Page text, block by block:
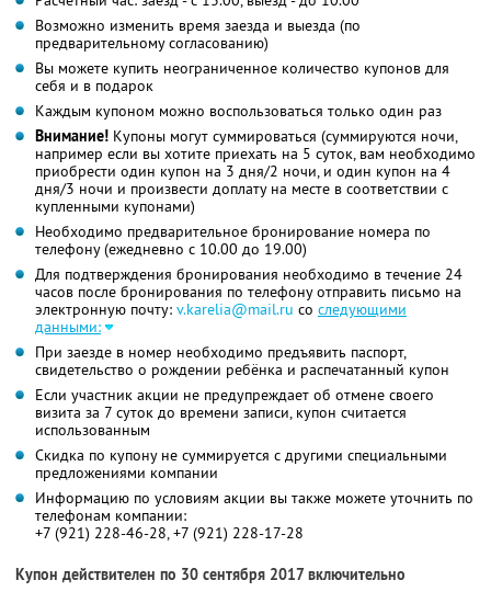
Возможно изменить время заезда и выезда (по
предварительному согласованию)
Вы можете купить неограниченное количество купонов для
себя и в подарок
Каждым купоном можно воспользоваться только один раз
Внимание! Купоны могут суммироваться (суммируются ночи,
например если вы хотите приехать на 5 суток, вам необходимо
приобрести один купон на 3 дня/2 ночи, и один купон на 4
дня/3 ночи и произвести доплату на месте в соответствии с
купленными купонами)
Необходимо предварительное бронирование номера по
телефону (ежедневно с 10.00 до 19.00)
Для подтверждения бронирования необходимо в течение 24
часов после бронирования по телефону отправить письмо на
электронную почту: v.karelia@mail.ru со следующими
данными:
При заезде в номер необходимо предъявить паспорт,
свидетельство о рождении ребёнка и распечатанный купон
Если участник акции не предупреждает об отмене своего
визита за 7 суток до времени записи, купон считается
использованным
Скидка по купону не суммируется с другими специальными
предложениями компании
Информацию по условиям акции вы также можете уточнить по
телефонам компании:
+7 (921) 228-46-28, +7 (921) 228-17-28
Купон действителен по 30 сентября 2017 включительно